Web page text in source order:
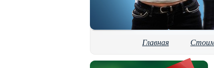
Главная